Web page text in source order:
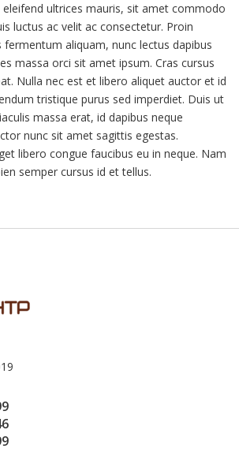
eleifend ultrices mauris, sit amet commodo
luctus ac velit ac consectetur. Proin
aliquam, nunc lectus dapibus
massa orci sit amet ipsum. Cras cursus
Nulla nec est et libero aliquet auctor et id
tristique purus sed imperdiet. Duis ut
massa erat, id dapibus neque
nunc sit amet sagittis egestas.
libero congue faucibus eu in neque. Nam
semper cursus id et tellus.